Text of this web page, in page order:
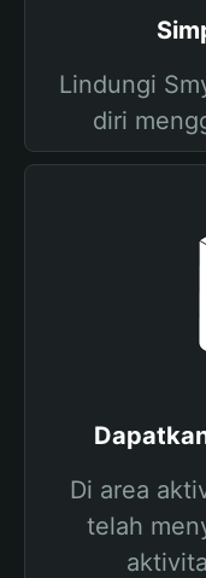
Lindungi
diri
Di area
telah